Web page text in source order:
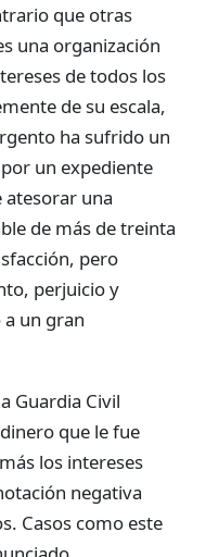
que otras
una organización
de todos los
de su escala,
ha sufrido un
un expediente
atesorar una
de más de treinta
pero
perjuicio y
a un gran
Guardia Civil
que le fue
los intereses
negativa
Casos como este